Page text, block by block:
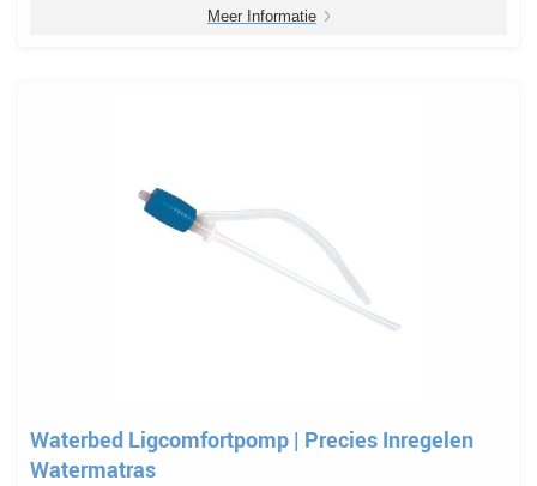
Meer Informatie
Waterbed Ligcomfortpomp | Precies Inregelen
Watermatras